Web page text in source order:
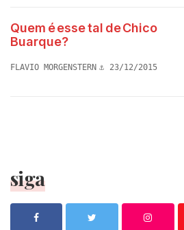
Quem é esse tal de Chico
Buarque?
FLAVIO MORGENSTERN 23/12/2015
siga